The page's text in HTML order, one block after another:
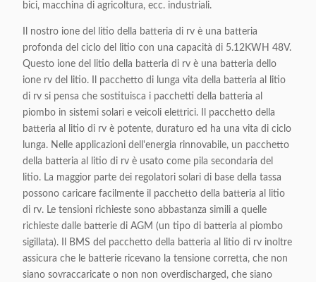
bici, macchina di agricoltura, ecc. industriali.
Il nostro ione del litio della batteria di rv è una batteria
profonda del ciclo del litio con una capacità di 5.12KWH 48V.
Questo ione del litio della batteria di rv è una batteria dello
ione rv del litio. Il pacchetto di lunga vita della batteria al litio
di rv si pensa che sostituisca i pacchetti della batteria al
piombo in sistemi solari e veicoli elettrici. Il pacchetto della
batteria al litio di rv è potente, duraturo ed ha una vita di ciclo
lunga. Nelle applicazioni dell'energia rinnovabile, un pacchetto
della batteria al litio di rv è usato come pila secondaria del
litio. La maggior parte dei regolatori solari di base della tassa
possono caricare facilmente il pacchetto della batteria al litio
di rv. Le tensioni richieste sono abbastanza simili a quelle
richieste dalle batterie di AGM (un tipo di batteria al piombo
sigillata). Il BMS del pacchetto della batteria al litio di rv inoltre
assicura che le batterie ricevano la tensione corretta, che non
siano sovraccaricate o non non overdischarged, che siano